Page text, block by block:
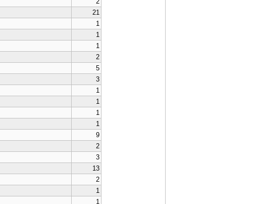
21
1
1
1
2
5
3
1
1
1
1
9
2
3
13
2
1
1